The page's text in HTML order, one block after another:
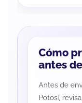
Cómo
antes
Antes de
Potosí,